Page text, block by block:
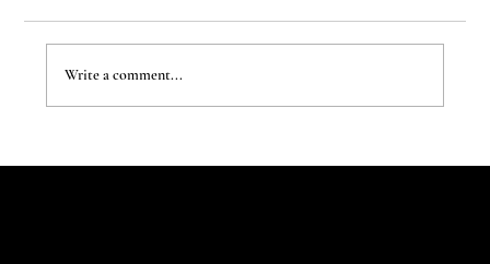
The Evergreen Sindroms by Hej Studio
Write a comment...